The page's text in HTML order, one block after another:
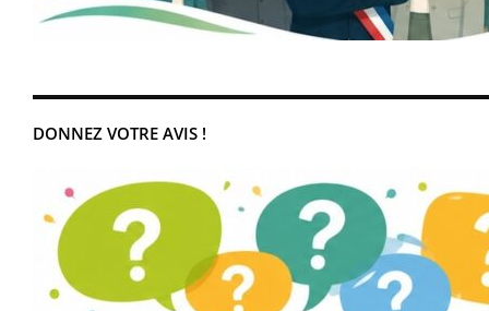
DONNEZ VOTRE AVIS !